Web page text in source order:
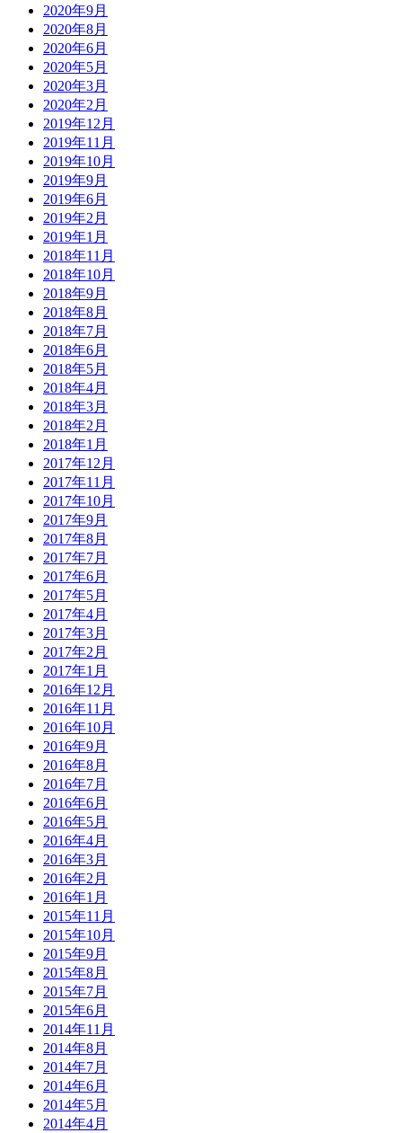
2020年9月
2020年8月
2020年6月
2020年5月
2020年3月
2020年2月
2019年12月
2019年11月
2019年10月
2019年9月
2019年6月
2019年2月
2019年1月
2018年11月
2018年10月
2018年9月
2018年8月
2018年7月
2018年6月
2018年5月
2018年4月
2018年3月
2018年2月
2018年1月
2017年12月
2017年11月
2017年10月
2017年9月
2017年8月
2017年7月
2017年6月
2017年5月
2017年4月
2017年3月
2017年2月
2017年1月
2016年12月
2016年11月
2016年10月
2016年9月
2016年8月
2016年7月
2016年6月
2016年5月
2016年4月
2016年3月
2016年2月
2016年1月
2015年11月
2015年10月
2015年9月
2015年8月
2015年7月
2015年6月
2014年11月
2014年8月
2014年7月
2014年6月
2014年5月
2014年4月